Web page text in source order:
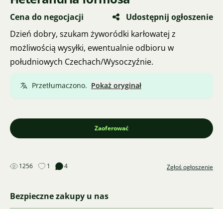
Cena do negocjacji
Udostępnij ogłoszenie
Dzień dobry, szukam żyworódki karłowatej z
możliwością wysyłki, ewentualnie odbioru w
południowych Czechach/Wysoczyźnie.
Przetłumaczono. Pokaż oryginał
Zaoferować
1256 1 4 Zgłoś ogłoszenie
Bezpieczne zakupy u nas